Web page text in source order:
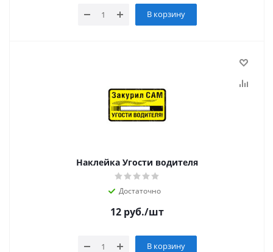
В корзину
Наклейка Угости водителя
Достаточно
12 руб./шт
В корзину